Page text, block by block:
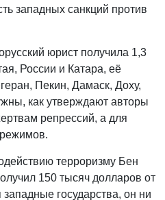
западных санкций против
юрист получила 1,3
России и Катара, её
Пекин, Дамаск, Доху,
как утверждают авторы
репрессий, а для
терроризму Бен
150 тысяч долларов от
западные государства, он ни